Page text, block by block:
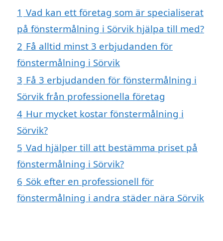
1 Vad kan ett företag som är specialiserat
på fönstermålning i Sörvik hjälpa till med?
2 Få alltid minst 3 erbjudanden för
fönstermålning i Sörvik
3 Få 3 erbjudanden för fönstermålning i
Sörvik från professionella företag
4 Hur mycket kostar fönstermålning i
Sörvik?
5 Vad hjälper till att bestämma priset på
fönstermålning i Sörvik?
6 Sök efter en professionell för
fönstermålning i andra städer nära Sörvik